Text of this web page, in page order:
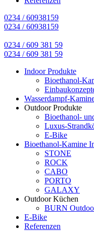
0234 / 60938159
0234 / 60938159
0234 / 609 381 59
0234 / 609 381 59
Indoor Produkte
Bioethanol-
Wasserdampf-
Outdoor Produkte
Bioethanol-
Luxus-
E-Bike
Bioethanol-Kamine
STONE
ROCK
CABO
PORTO
GALAXY
Outdoor Küchen
BURN
E-Bike
Referenzen